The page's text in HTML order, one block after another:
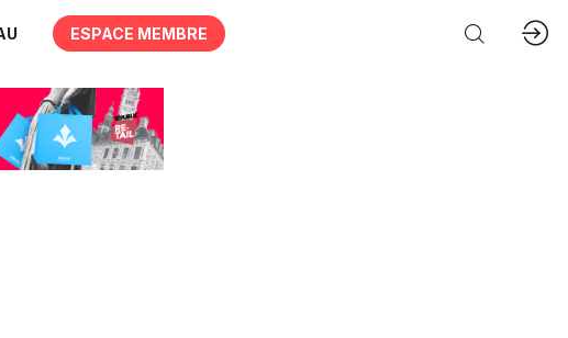
ESPACE MEMBRE